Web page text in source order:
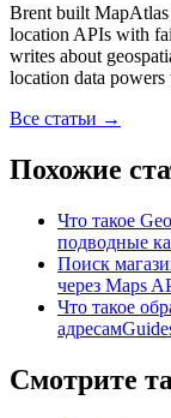
Brent built MapAtlas
location APIs with
writes about
location data
Все статьи →
Похожие
Что такое
подводные
Поиск
через Maps
Что такое
адресам
Смотрите